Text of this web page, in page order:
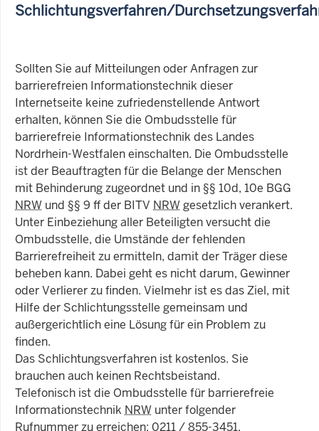
Schlichtungsverfahren/
Sollten Sie auf Mitteilungen oder Anfragen zur
barrierefreien Informationstechnik dieser
Internetseite keine zufriedenstellende Antwort
erhalten, können Sie die Ombudsstelle für
barrierefreie Informationstechnik des Landes
Nordrhein-Westfalen einschalten. Die Ombudsstelle
ist der Beauftragten für die Belange der Menschen
mit Behinderung zugeordnet und in §§ 10d, 10e BGG
NRW und §§ 9 ff der BITV NRWgesetzlich verankert.
Unter Einbeziehung aller Beteiligten versucht die
Ombudsstelle, die Umstände der fehlenden
Barrierefreiheit zu ermitteln, damit der Träger diese
beheben kann. Dabei geht es nicht darum, Gewinner
oder Verlierer zu finden. Vielmehr ist es das Ziel, mit
Hilfe der Schlichtungsstelle gemeinsam und
außergerichtlich eine Lösung für ein Problem zu
finden.
Das Schlichtungsverfahren ist kostenlos. Sie
brauchen auch keinen Rechtsbeistand.
Telefonisch ist die Ombudsstelle für barrierefreie
Informationstechnik NRW unter folgender
Rufnummer zu erreichen: 0211 / 855-3451.